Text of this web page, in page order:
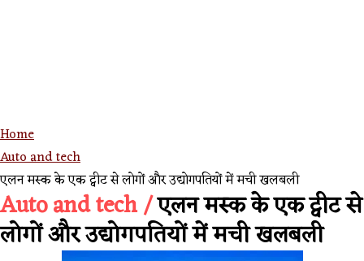
Home
Auto and tech
एलन मस्क के एक ट्वीट से लोगों और उद्योगपतियों में मची खलबली
Auto and tech /एलन मस्क के एक ट्वीट से
लोगों और उद्योगपतियों में मची खलबली